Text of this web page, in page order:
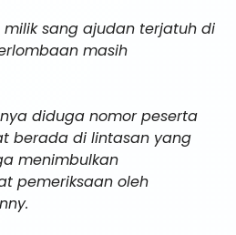
milik sang ajudan terjatuh di
masih
diduga nomor peserta
berada di lintasan yang
menimbulkan
pemeriksaan oleh